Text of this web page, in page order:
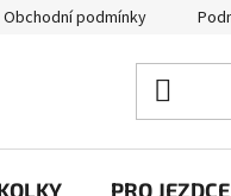
Obchodní podmínky
PRO JEZDCE